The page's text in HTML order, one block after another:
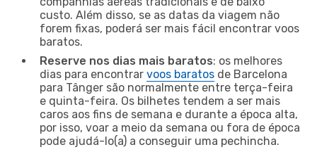
custo. Além disso, se as datas da viagem não
forem fixas, poderá ser mais fácil encontrar voos
baratos.
Reserve nos dias mais baratos: os melhores
dias para encontrar voos baratos de Barcelona
para Tânger são normalmente entre terça-feira
e quinta-feira. Os bilhetes tendem a ser mais
caros aos fins de semana e durante a época alta,
por isso, voar a meio da semana ou fora de época
pode ajudá-lo(a) a conseguir uma pechincha.